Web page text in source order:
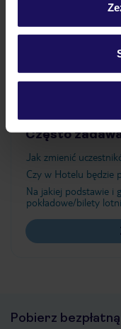
Szczegółowe
Ważne
Często
Jak zmienić
Czy w Hotelu będzie
Na jakiej podstawie i
pokładowe/bilety
Pobierz